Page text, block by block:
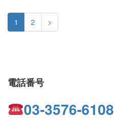
1 2 >
電話番号
03-3576-6108